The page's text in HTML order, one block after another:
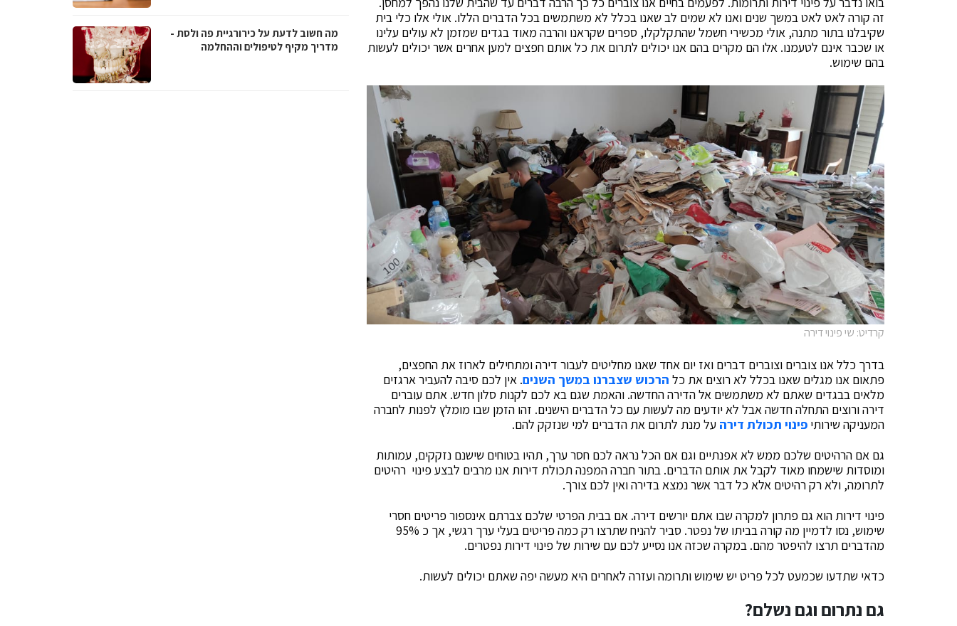
זה קורה לאט לאט במשך שנים ואנו לא שמים לב שאנו בכלל לא משתמשים בכל הדברים הללו. אולי אלו כלי בית
שקיבלנו בתור מתנה, אולי מכשירי חשמל שהתקלקלו, ספרים שקראנו והרבה מאוד בגדים שמזמן לא עולים עלינו
או שכבר אינם לטעמנו. אלו הם מקרים בהם אנו יכולים לתרום את כל אותם חפצים למען אחרים אשר יכולים לעשות
בהם שימוש.
קרדיט: שי פינוי דירה
בדרך כלל אנו צוברים וצוברים דברים ואז יום אחד שאנו מחליטים לעבור דירה ומתחילים לארוז את החפצים,
פתאום אנו מגלים שאנו בכלל לא רוצים את כל הרכוש שצברנו במשך השנים. אין לכם סיבה להעביר ארגזים
מלאים בבגדים שאתם לא משתמשים אל הדירה החדשה. והאמת שגם בא לכם לקנות סלון חדש. אתם עוברים
דירה ורוצים התחלה חדשה אבל לא יודעים מה לעשות עם כל הדברים הישנים. זהו הזמן שבו מומלץ לפנות לחברה
המעניקה שירותי פינוי תכולת דירה על מנת לתרום את הדברים למי שנזקק להם.
גם אם הרהיטים שלכם ממש לא אפנתיים וגם אם הכל נראה לכם חסר ערך, תהיו בטוחים שישנם נזקקים, עמותות
ומוסדות שישמחו מאוד לקבל את אותם הדברים. בתור חברה המפנה תכולת דירות אנו מרבים לבצע פינוי רהיטים
לתרומה, ולא רק רהיטים אלא כל דבר אשר נמצא בדירה ואין לכם צורך.
פינוי דירות הוא גם פתרון למקרה שבו אתם יורשים דירה. אם בבית הפרטי שלכם צברתם אינספור פריטים חסרי
שימוש, נסו לדמיין מה קורה בביתו של נפטר. סביר להניח שתרצו רק כמה פריטים בעלי ערך רגשי, אך כ 95%
מהדברים תרצו להיפטר מהם. במקרה שכזה אנו נסייע לכם עם שירות של פינוי דירות נפטרים.
כדאי שתדעו שכמעט לכל פריט יש שימוש ותרומה ועזרה לאחרים היא מעשה יפה שאתם יכולים לעשות.
גם נתרום וגם נשלם?
מה חשוב לדעת על כירורגיית פה ולסת -
מדריך מקיף לטיפולים וההחלמה